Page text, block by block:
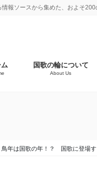
報ソースから集めた、およそ
国歌の輪について
About Us
鳥年は国歌の年！？ 国歌に登場